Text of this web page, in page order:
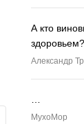
А кто
здоровьем?
Александр
MyxoMop